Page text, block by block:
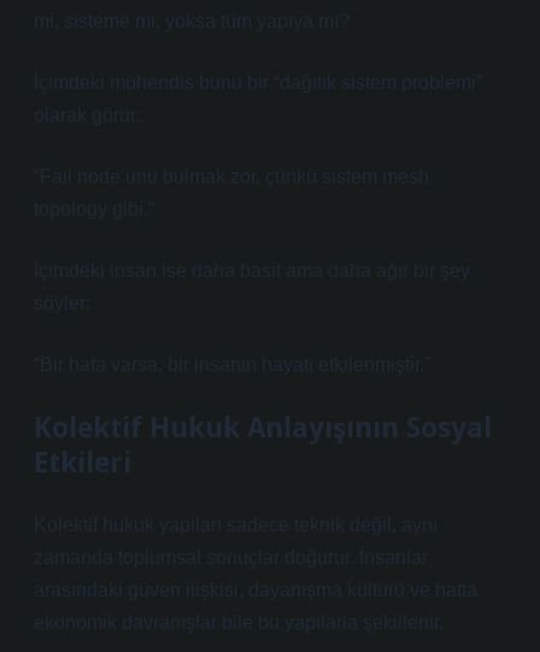
mi, sisteme mi, yoksa tüm yapıya mı?
İçimdeki mühendis bunu bir “dağıtık sistem problemi”
olarak görür:
“Fail node’unu bulmak zor, çünkü sistem mesh
topology gibi.”
İçimdeki insan ise daha basit ama daha ağır bir şey
söyler:
“Bir hata varsa, bir insanın hayatı etkilenmiştir.”
Kolektif Hukuk Anlayışının Sosyal
Etkileri
Kolektif hukuk yapıları sadece teknik değil, aynı
zamanda toplumsal sonuçlar doğurur. İnsanlar
arasındaki güven ilişkisi, dayanışma kültürü ve hatta
ekonomik davranışlar bile bu yapılarla şekillenir.